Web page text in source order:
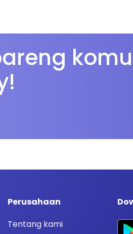
Perusahaan
Tentang kami